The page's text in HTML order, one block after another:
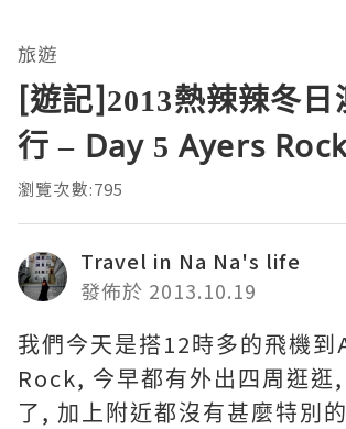
旅遊
[遊記]2013熱辣辣冬日
行 – Day 5 Ayers
瀏覽次數:795
Travel in Na Na's life
發佈於 2013.10.19
我們今天是搭 12 時多的飛機到
Rock, 今早都有外出四周逛逛,
了 , 加上附近都沒有甚麼特別